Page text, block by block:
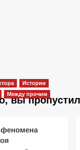
вы
Истории
Между прочим